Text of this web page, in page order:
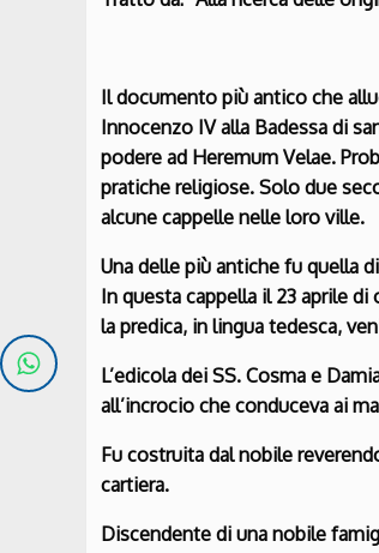
Il documento più antico che
Innocenzo IV alla Badessa di
podere ad Heremum Velae.
pratiche religiose. Solo due
alcune cappelle nelle loro ville.
Una delle più antiche fu quella
In questa cappella il 23 aprile
la predica, in lingua tedesca,
L’edicola dei SS. Cosma e
all’incrocio che conduceva ai
Fu costruita dal nobile
cartiera.
Discendente di una nobile